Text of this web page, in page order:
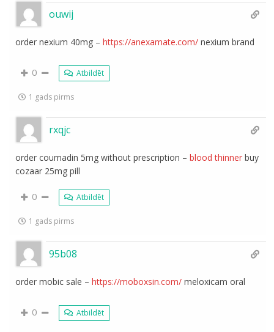
ouwij
order nexium 40mg –https://anexamate.com/ nexium brand
0 Atbildēt
1 gads pirms
rxqjc
order coumadin 5mg without prescription –blood thinner buy
cozaar 25mg pill
0 Atbildēt
1 gads pirms
95b08
order mobic sale –https://moboxsin.com/ meloxicam oral
0 Atbildēt